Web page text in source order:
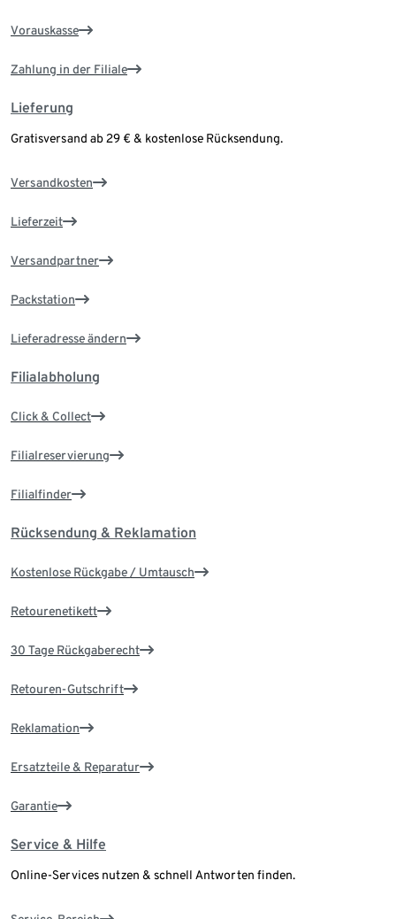
Vorauskasse
Zahlung in der Filiale
Lieferung
Gratisversand ab 29 € & kostenlose Rücksendung.
Versandkosten
Lieferzeit
Versandpartner
Packstation
Lieferadresse ändern
Filialabholung
Click & Collect
Filialreservierung
Filialfinder
Rücksendung & Reklamation
Kostenlose Rückgabe / Umtausch
Retourenetikett
30 Tage Rückgaberecht
Retouren-Gutschrift
Reklamation
Ersatzteile & Reparatur
Garantie
Service & Hilfe
Online-Services nutzen & schnell Antworten finden.